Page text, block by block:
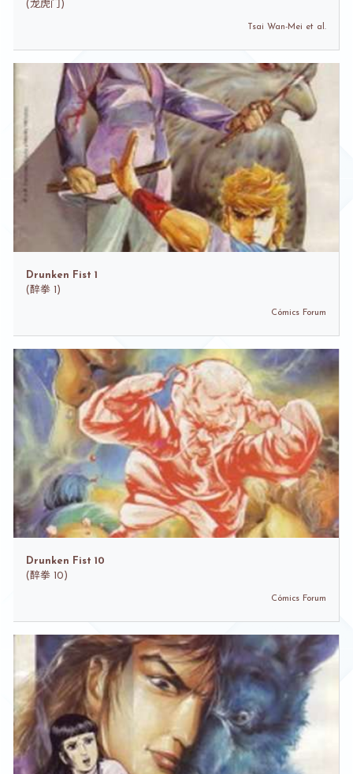
(龙虎门)
Tsai Wan-Mei et al.
Drunken Fist 1
(醉拳 1)
Cómics Forum
Drunken Fist 10
(醉拳 10)
Cómics Forum